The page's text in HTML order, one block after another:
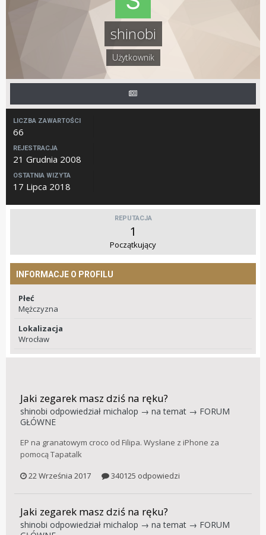
shinobi
Użytkownik
LICZBA ZAWARTOŚCI
66
REJESTRACJA
21 Grudnia 2008
OSTATNIA WIZYTA
17 Lipca 2018
REPUTACJA
1
Początkujący
INFORMACJE O PROFILU
Płeć
Mężczyzna
Lokalizacja
Wrocław
Jaki zegarek masz dziś na ręku?
shinobi odpowiedział michalop → na temat → FORUM
GŁÓWNE
EP na granatowym croco od Filipa. Wysłane z iPhone za
pomocą Tapatalk
22 Września 2017
340125 odpowiedzi
Jaki zegarek masz dziś na ręku?
shinobi odpowiedział michalop → na temat → FORUM